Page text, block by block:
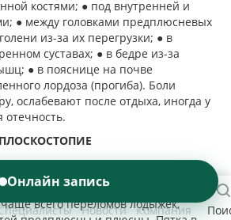
костями; ● под внутренней и
● между головками предплюсневых
из-за их перегрузки; ● в
суставах; ● в бедре из-за
● в пояснице на почве
лордоза (прогиба). Боли
ослабевают после отдыха, иногда у
отечность.
- травматическое плоскостопие.
этот недуг возникает в
всего переломов лодыжек,
Новости Компания
Онлайн запись